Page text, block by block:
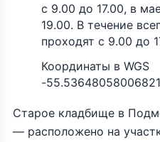
с 9.00 до 17.00, в
19.00. В течение
проходят с 9.00 до
Координаты в WGS
-
Старое кладбище в
— расположено на